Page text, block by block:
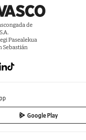
de
Pasealekua
Sebastián
Google Play